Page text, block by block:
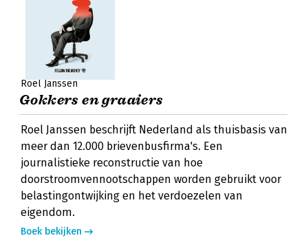
Roel Janssen
Gokkers en graaiers
Roel Janssen beschrijft Nederland als thuisbasis van
meer dan 12.000 brievenbusfirma's. Een
journalistieke reconstructie van hoe
doorstroomvennootschappen worden gebruikt voor
belastingontwijking en het verdoezelen van
eigendom.
Boek bekijken